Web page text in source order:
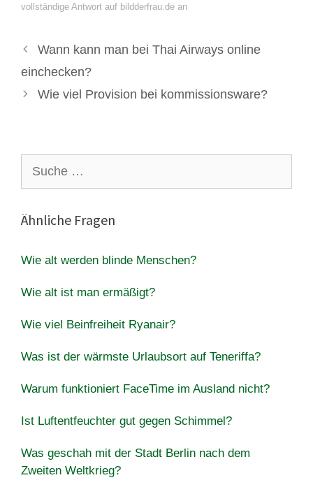
vollständige Antwort auf bildderfrau.de an
Wann kann man bei Thai Airways online
einchecken?
Wie viel Provision bei kommissionsware?
nach:
Ähnliche Fragen
Wie alt werden blinde Menschen?
Wie alt ist man ermäßigt?
Wie viel Beinfreiheit Ryanair?
Was ist der wärmste Urlaubsort auf Teneriffa?
Warum funktioniert FaceTime im Ausland nicht?
Ist Luftentfeuchter gut gegen Schimmel?
Was geschah mit der Stadt Berlin nach dem
Zweiten Weltkrieg?